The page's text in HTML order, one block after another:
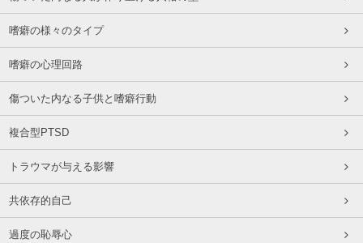
嗜癖の様々のタイプ
嗜癖の心理回路
傷ついた内なる子供と嗜癖行動
複合型PTSD
トラウマが与える影響
共依存的自己
過度の恥辱心